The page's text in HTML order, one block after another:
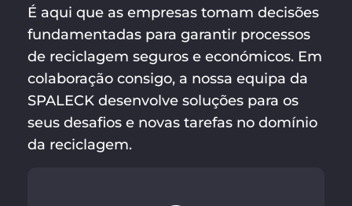
É aqui que as empresas tomam decisões
fundamentadas para garantir processos
de reciclagem seguros e económicos. Em
colaboração consigo, a nossa equipa da
SPALECK desenvolve soluções para os
seus desafios e novas tarefas no domínio
da reciclagem.